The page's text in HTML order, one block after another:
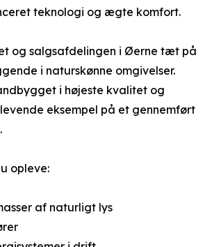
teknologi og ægte komfort.
og salgsafdelingen i Øerne tæt på
i naturskønne omgivelser.
i højeste kvalitet og
eksempel på et gennemført
opleve:
af naturligt lys